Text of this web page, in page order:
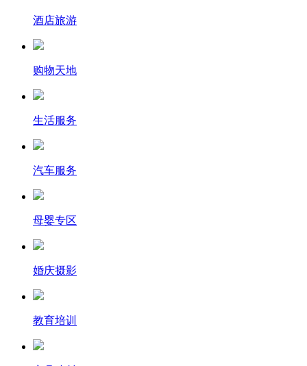
酒店旅游
购物天地
生活服务
汽车服务
母婴专区
婚庆摄影
教育培训